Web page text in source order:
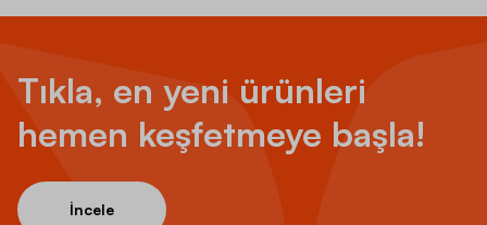
Tıkla, en yeni ürünleri
hemen keşfetmeye başla!
İncele